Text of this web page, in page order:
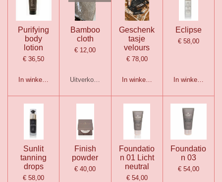
Purifying
body
lotion
€ 36,50
In winkelwagen
Bamboo
cloth
€ 12,00
Uitverkocht
Geschenk
tasje
velours
€ 78,00
In winkelwagen
Eclipse
€ 58,00
In winkelwagen
Sunlit
tanning
drops
€ 58,00
Finish
powder
€ 40,00
Foundatio
n 01 Licht
neutral
€ 54,00
Foundatio
n 03
€ 54,00